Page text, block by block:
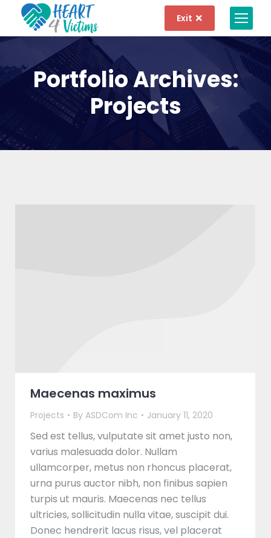
Exit
Portfolio Archives:
Projects
Maecenas maximus
Projects By ASDCom Inc January 11, 2020
Sed est tellus, vulputate sit amet justo non,
varius malesuada dolor. Nullam
ullamcorper, metus non rhoncus placerat,
urna purus auctor nibh, non finibus sapien
turpis ut mauris. Maecenas nec tellus
ultricies, sollicitudin nulla vitae, suscipit dui.
Donec hendrerit lacus risus, vel placerat